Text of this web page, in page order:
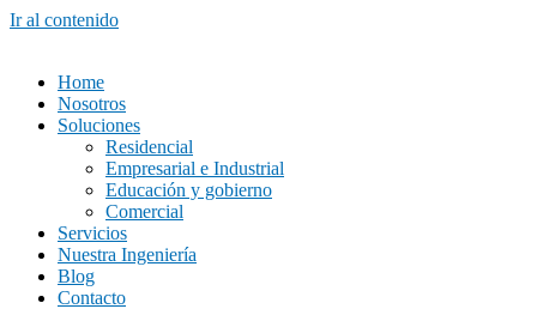
Ir al contenido
Home
Nosotros
Soluciones
Residencial
Empresarial e Industrial
Educación y gobierno
Comercial
Servicios
Nuestra Ingeniería
Blog
Contacto